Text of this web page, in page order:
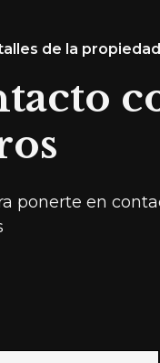
de la propiedad
ponerte en